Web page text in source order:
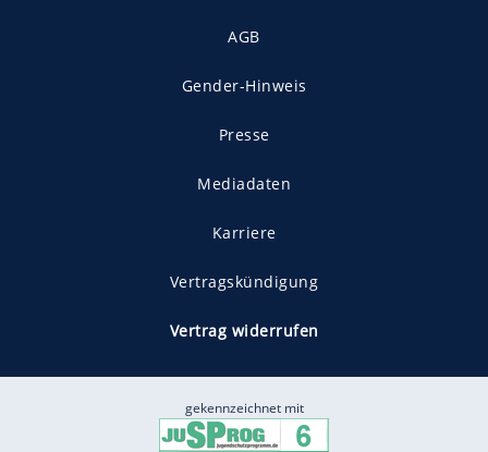
AGB
Gender-Hinweis
Presse
Mediadaten
Karriere
Vertragskündigung
Vertrag widerrufen
gekennzeichnet mit